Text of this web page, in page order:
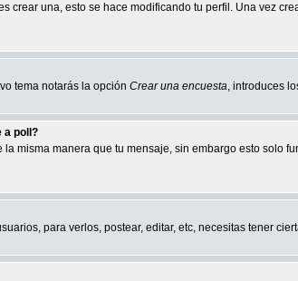
crear una, esto se hace modificando tu perfil. Una vez
tema notarás la opción Crear una encuesta, introduces
a poll?
misma manera que tu mensaje, sin embargo esto
para verlos, postear, editar, etc, necesitas tener